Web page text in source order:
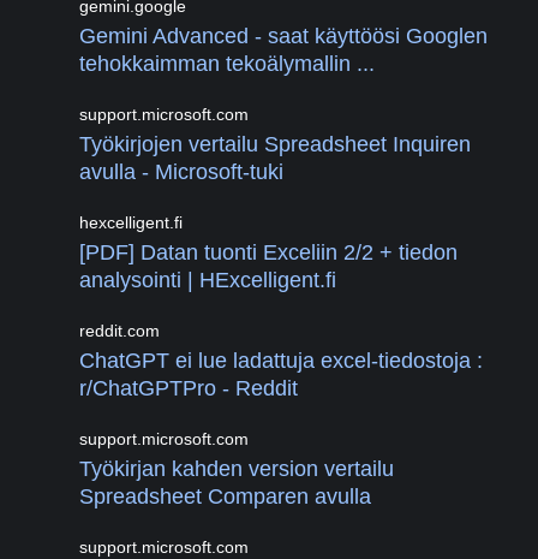
gemini.google
Gemini Advanced - saat käyttöösi Googlen
tehokkaimman tekoälymallin ...
support.microsoft.com
Työkirjojen vertailu Spreadsheet Inquiren
avulla - Microsoft-tuki
hexcelligent.fi
[PDF] Datan tuonti Exceliin 2/2 + tiedon
analysointi | HExcelligent.fi
reddit.com
ChatGPT ei lue ladattuja excel-tiedostoja :
r/ChatGPTPro - Reddit
support.microsoft.com
Työkirjan kahden version vertailu
Spreadsheet Comparen avulla
support.microsoft.com